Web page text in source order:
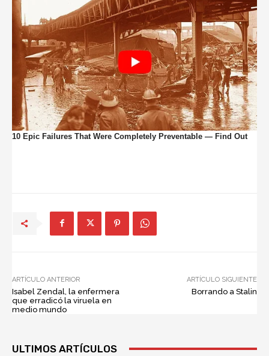
ARTÍCULO ANTERIOR
Isabel Zendal, la enfermera
que erradicó la viruela en
medio mundo
ARTÍCULO SIGUIENTE
Borrando a Stalin
ULTIMOS ARTÍCULOS